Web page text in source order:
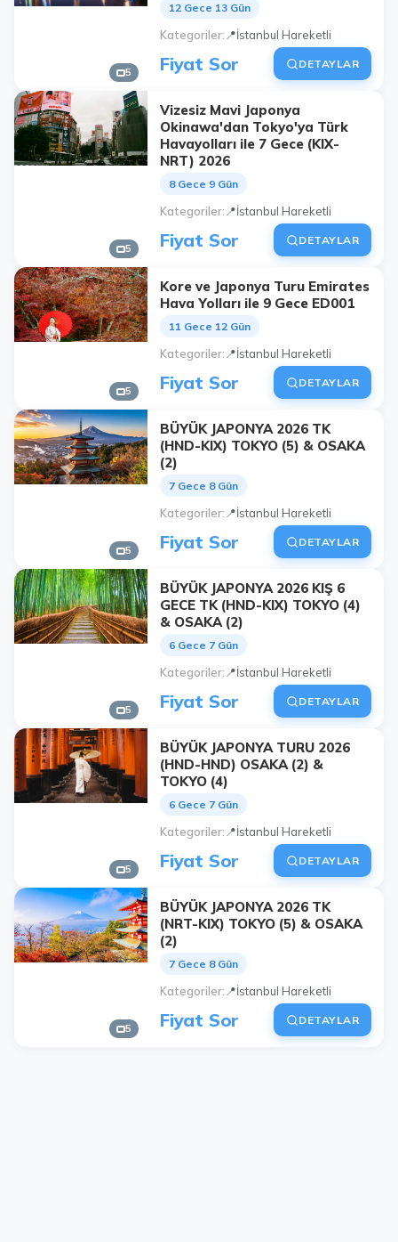
5
12 Gece 13 Gün
Kategoriler 📍İstanbul Hareketli
Fiyat Sor DETAYLAR
5
Vizesiz Mavi Japonya
Okinawa'dan Tokyo'ya Türk
Havayolları ile 7 Gece (KIX-
NRT) 2026
8 Gece 9 Gün
Kategoriler 📍İstanbul Hareketli
Fiyat Sor DETAYLAR
5
Kore ve Japonya Turu Emirates
Hava Yolları ile 9 Gece ED001
11 Gece 12 Gün
Kategoriler 📍İstanbul Hareketli
Fiyat Sor DETAYLAR
5
BÜYÜK JAPONYA 2026 TK
(HND-KIX) TOKYO (5) & OSAKA
(2)
7 Gece 8 Gün
Kategoriler 📍İstanbul Hareketli
Fiyat Sor DETAYLAR
5
BÜYÜK JAPONYA 2026 KIŞ 6
GECE TK (HND-KIX) TOKYO (4)
& OSAKA (2)
6 Gece 7 Gün
Kategoriler 📍İstanbul Hareketli
Fiyat Sor DETAYLAR
5
BÜYÜK JAPONYA TURU 2026
(HND-HND) OSAKA (2) &
TOKYO (4)
6 Gece 7 Gün
Kategoriler 📍İstanbul Hareketli
Fiyat Sor DETAYLAR
5
BÜYÜK JAPONYA 2026 TK
(NRT-KIX) TOKYO (5) & OSAKA
(2)
7 Gece 8 Gün
Kategoriler 📍İstanbul Hareketli
Fiyat Sor DETAYLAR